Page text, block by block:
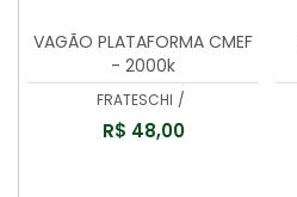
VAGÃO PLATAFORMA CMEF
- 2000k
FRATESCHI /
R$ 48,00